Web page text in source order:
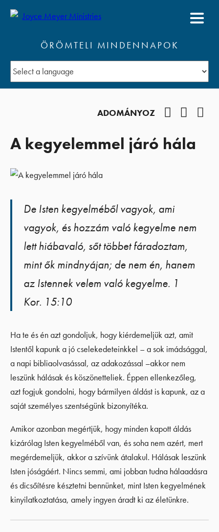
ÖRÖMTELI MINDENNAPOK
ADOMÁNYOZ
A kegyelemmel járó hála
De Isten kegyelméből vagyok, ami
vagyok, és hozzám való kegyelme nem
lett hiábavaló, sőt többet fáradoztam,
mint ők mindnyájan; de nem én, hanem
az Istennek velem való kegyelme. 1
Kor. 15:10
Ha te és én azt gondoljuk, hogy kiérdemeljük azt, amit
Istentől kapunk a jó cselekedeteinkkel – a sok imádsággal,
a napi bibliaolvasással, az adakozással –akkor nem
leszünk hálásak és köszönetteliek. Éppen ellenkezőleg,
azt fogjuk gondolni, hogy bármilyen áldást is kapunk, az a
saját személyes szentségünk bizonyítéka.
Amikor azonban megértjük, hogy minden kapott áldás
kizárólag Isten kegyelméből van, és soha nem azért, mert
megérdemeljük, akkor a szívünk átalakul. Hálásak leszünk
Isten jóságáért. Nincs semmi, ami jobban tudna hálaadásra
és dicsőítésre késztetni bennünket, mint Isten kegyelmének
kinyilatkoztatása, amely ingyen áradt ki az életünkre.